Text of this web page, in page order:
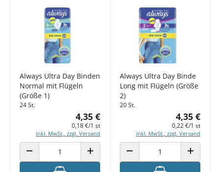
Always Ultra Day Binden
Normal mit Flügeln
(Größe 1)
24 St.
4,35 €
0,18 €/1 st
inkl. MwSt., zzgl. Versand
ANZAHL VERRINGERN ANZAHL ERHÖHEN
Always Ultra Day Binde
Long mit Flügeln (Größe
2)
20 St.
4,35 €
0,22 €/1 st
inkl. MwSt., zzgl. Versand
ANZAHL VERRINGERN ANZAHL